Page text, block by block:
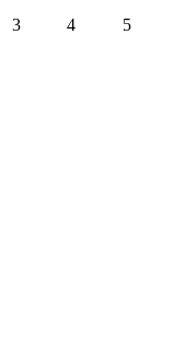
3 4 5